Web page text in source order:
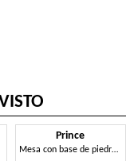
Prince
Mesa con base de piedra y la tapa en vidrio